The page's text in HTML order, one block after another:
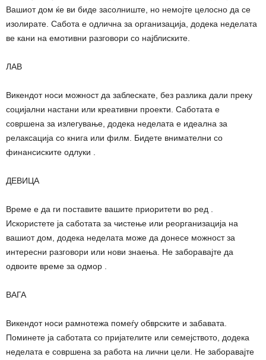
Вашиот дом ќе ви биде засолниште, но немојте целосно да се
изолирате. Сабота е одлична за организација, додека неделата
ве кани на емотивни разговори со најблиските.
ЛАВ
Викендот носи можност да заблескате, без разлика дали преку
социјални настани или креативни проекти. Саботата е
совршена за излегување, додека неделата е идеална за
релаксација со книга или филм. Бидете внимателни со
финансиските одлуки .
ДЕВИЦА
Време е да ги поставите вашите приоритети во ред .
Искористете ја саботата за чистење или реорганизација на
вашиот дом, додека неделата може да донесе можност за
интересни разговори или нови знаења. Не заборавајте да
одвоите време за одмор .
ВАГА
Викендот носи рамнотежа помеѓу обврските и забавата.
Поминете ја саботата со пријателите или семејството, додека
неделата е совршена за работа на лични цели. Не заборавајте